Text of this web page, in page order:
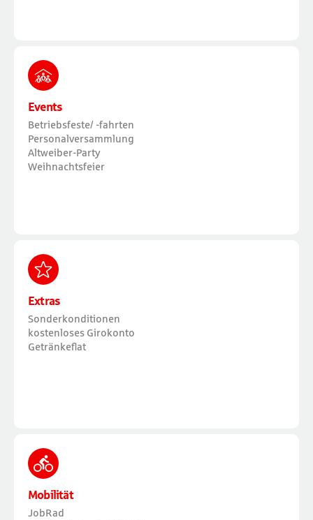
Events
Betriebsfeste/ -fahrten
Personalversammlung
Altweiber-Party
Weihnachtsfeier
Extras
Sonderkonditionen
kostenloses Girokonto
Getränkeflat
Mobilität
JobRad